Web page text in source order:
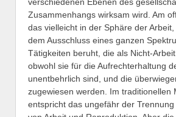
Zusammenhangs wirksam wird. Am
das vielleicht in der Sphäre der
dem Ausschluss eines ganzen
Tätigkeiten beruht, die als Nicht-
obwohl sie für die Aufrechterhaltung
unentbehrlich sind, und die
zugewiesen werden. Im traditionellen
entspricht das ungefähr der